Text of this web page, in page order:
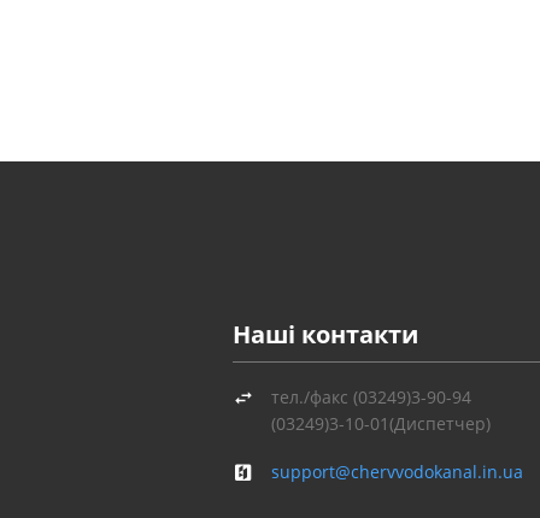
Наші контакти
тел./факс (03249)3-90-94
(03249)3-10-01(Диспетчер)
support@chervvodokanal.in.ua